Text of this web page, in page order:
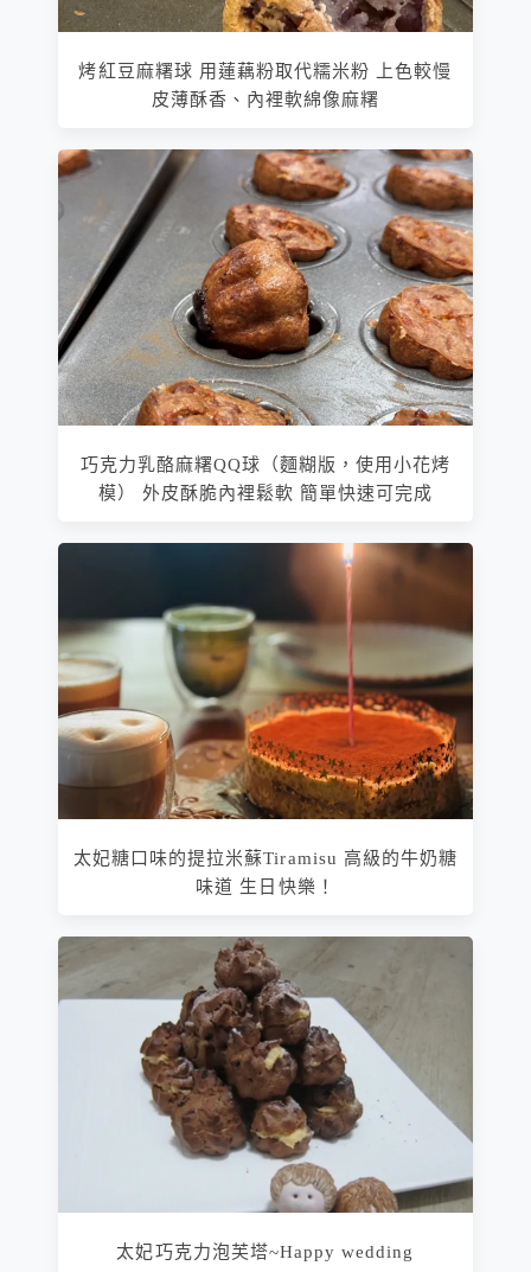
烤紅豆麻糬球 用蓮藕粉取代糯米粉 上色較慢
皮薄酥香、內裡軟綿像麻糬
巧克力乳酪麻糬QQ球（麵糊版，使用小花烤
模） 外皮酥脆內裡鬆軟 簡單快速可完成
太妃糖口味的提拉米蘇Tiramisu 高級的牛奶糖
味道 生日快樂！
太妃巧克力泡芙塔~Happy wedding